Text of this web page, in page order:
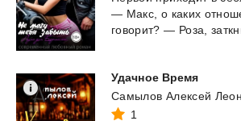
— Макс, о каких
говорит? — Роза,
Удачное Время
Самылов Алексей
1